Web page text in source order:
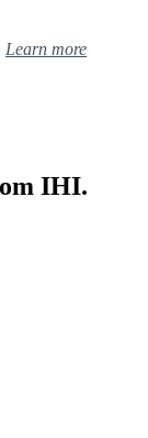
Learn more
IHI.